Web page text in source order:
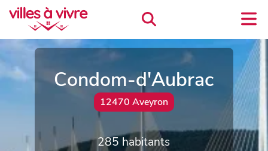
Condom-d'Aubrac
12470 Aveyron
285 habitants